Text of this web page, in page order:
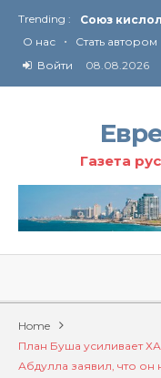
Trending :
Технология
О нас • Стать автором
Войти
08.08.2026
Газета
Home
План Буша усиливает
Абдулла заявил, что он